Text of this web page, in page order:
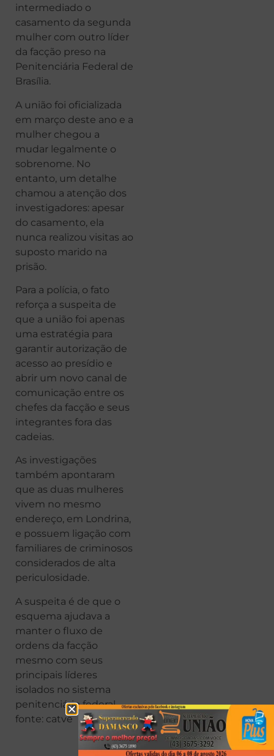
intermediado o
casamento da segunda
mulher com outro líder
da facção preso na
Penitenciária Federal de
Brasília.
A união foi oficializada
em março deste ano e a
mulher chegou a
mudar legalmente o
sobrenome. No
entanto, um detalhe
chamou a atenção dos
investigadores: apesar
do casamento, ela
nunca realizou visitas ao
suposto marido na
prisão.
Para a polícia, o fato
reforça a suspeita de
que a união foi apenas
uma estratégia para
garantir autorização de
acesso ao presídio e
abrir um novo canal de
comunicação entre os
chefes da facção e seus
integrantes fora das
cadeias.
As investigações
também apontaram
que as duas mulheres
vivem no mesmo
endereço, em Londrina,
e possuem ligação com
familiares de criminosos
considerados de alta
periculosidade.
A suspeita é de que o
esquema ajudava a
manter o fluxo de
ordens da facção
mesmo com seus
principais líderes
isolados no sistema
penitenciário federal.
fonte: catve